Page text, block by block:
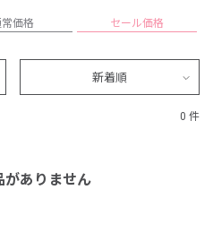
価格 セール価格
新着順
0 件
がありません